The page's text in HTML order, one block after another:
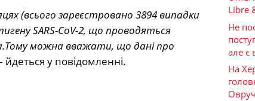
(всього зареєстровано 3894 випадки
SARS-CoV-2, що проводяться
можна вважати, що дані про
йдеться у повідомленні.
Libre
Не
але є
На